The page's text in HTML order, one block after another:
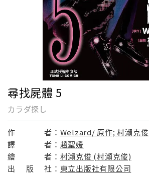
尋找屍體 5
カラダ探し
作 者： Welzard/ 原作; 村瀨克俊
譯
者： 趙聖媛
繪
者： 村瀨克俊 (村瀬克俊)
出
版 社： 東立出版社有限公司